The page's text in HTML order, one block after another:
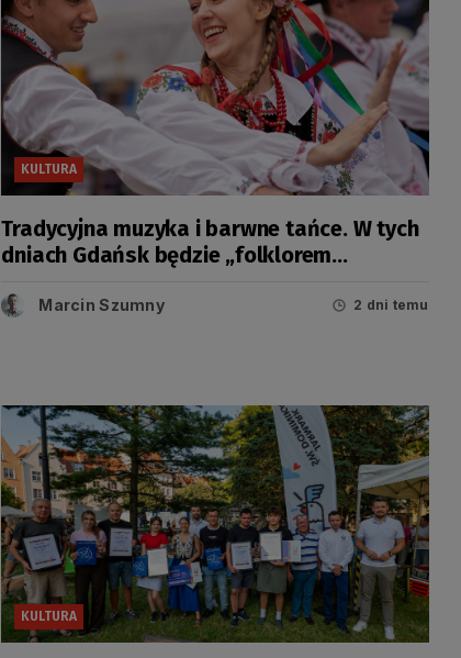
KULTURA
Tradycyjna muzyka i barwne tańce. W tych
dniach Gdańsk będzie „folklorem
Marcin Szumny 2 dni temu
KULTURA